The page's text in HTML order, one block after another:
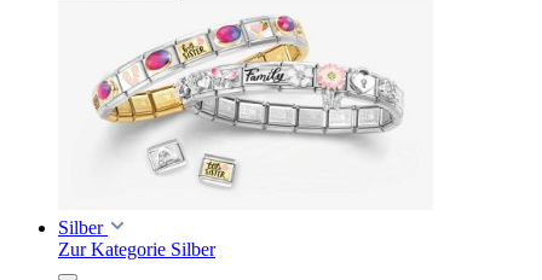
Silber
Zur Kategorie Silber